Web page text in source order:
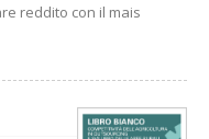
reddito con il mais